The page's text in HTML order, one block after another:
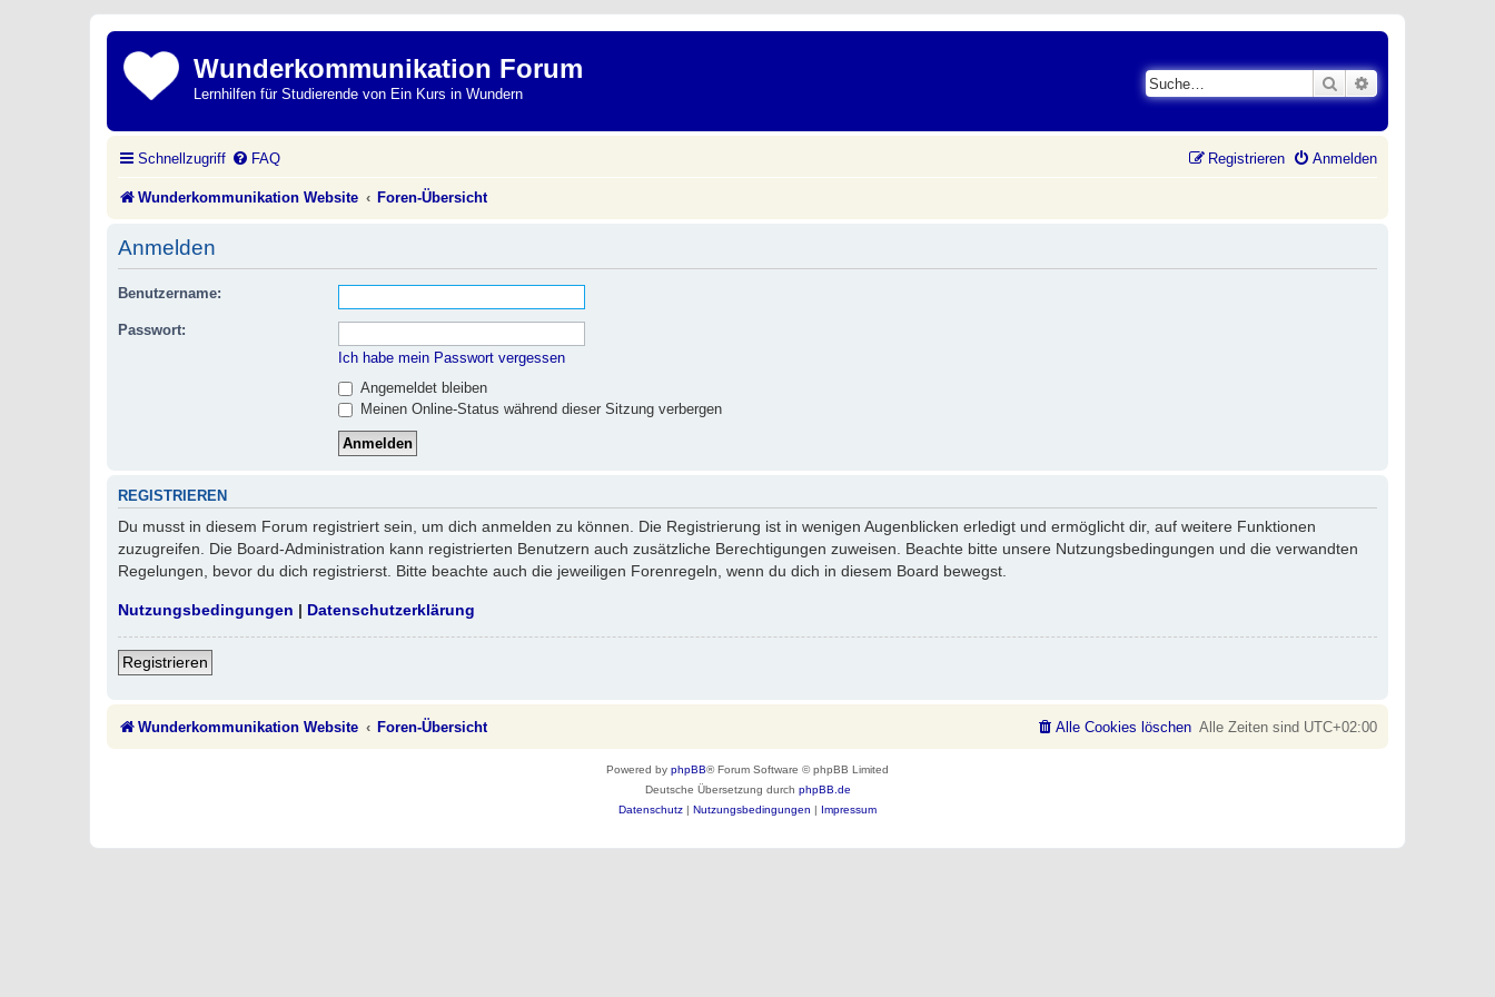
Wunderkommunikation Forum
Lernhilfen für Studierende von Ein Kurs in Wundern
Suche
Schnellzugriff FAQ Anmelden
Registrieren
Wunderkommunikation Website Foren-Übersicht
Anmelden
Benutzername:
Passwort:
Ich habe mein Passwort vergessen
Angemeldet bleiben
Meinen Online-Status während dieser Sitzung verbergen
REGISTRIEREN
Du musst in diesem Forum registriert sein, um dich anmelden zu können. Die Registrierung ist in wenigen Augenblicken erledigt und ermöglicht dir, auf weitere Funktionen
zuzugreifen. Die Board-Administration kann registrierten Benutzern auch zusätzliche Berechtigungen zuweisen. Beachte bitte unsere Nutzungsbedingungen und die verwandten
Regelungen, bevor du dich registrierst. Bitte beachte auch die jeweiligen Forenregeln, wenn du dich in diesem Board bewegst.
Nutzungsbedingungen | Datenschutzerklärung
Registrieren
Wunderkommunikation Website Foren-Übersicht Alle Zeiten sind UTC+02:00
Alle Cookies löschen
Powered by phpBB® Forum Software © phpBB Limited
Deutsche Übersetzung durch phpBB.de
Datenschutz | Nutzungsbedingungen | Impressum